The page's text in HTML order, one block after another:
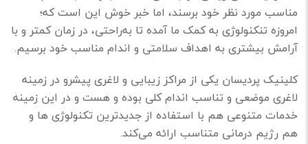
مناسب مورد نظر خود برسند، اما خبر خوش این است که؛
امروزه تنکنولوژی به کمک ما آمده تا به‌راحتی، در زمان کمتر و با
آرامش بیشتری به اهداف سلامتی و اندام مناسب خود برسیم.
کلینیک پردیسان یکی از مراکز زیبایی و لاغری پیشرو در زمینه
لاغری موضعی و تناسب اندام کلی بوده و هست و در این زمینه
خدمات متنوعی هم با استفاده از جدیدترین تکنولوژی ها و
هم رژیم درمانی متناسب ارائه می‌کند‌.